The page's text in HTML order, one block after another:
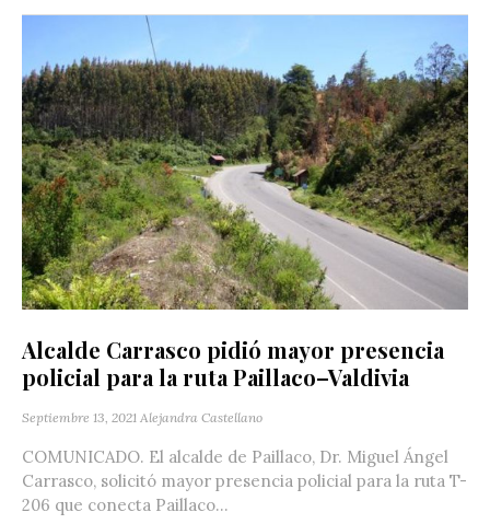
Alcalde Carrasco pidió mayor presencia
policial para la ruta Paillaco–Valdivia
Septiembre 13, 2021 Alejandra Castellano
COMUNICADO. El alcalde de Paillaco, Dr. Miguel Ángel
Carrasco, solicitó mayor presencia policial para la ruta T-
206 que conecta Paillaco...